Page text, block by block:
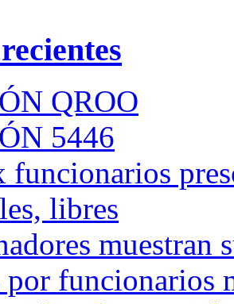
QROO
5446
funcionarios
libres
muestran
por funcionarios